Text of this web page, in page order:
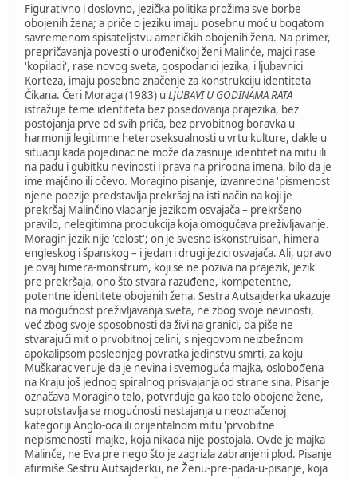
Figurativno i doslovno, jezička politika prožima sve borbe
obojenih žena; a priče o jeziku imaju posebnu moć u bogatom
savremenom spisateljstvu američkih obojenih žena. Na primer,
prepričavanja povesti o urođeničkoj ženi Malinće, majci rase
'kopiladi', rase novog sveta, gospodarici jezika, i ljubavnici
Korteza, imaju posebno značenje za konstrukciju identiteta
Čikana. Čeri Moraga (1983) u LJUBAVI U GODINAMA RATA
istražuje teme identiteta bez posedovanja prajezika, bez
postojanja prve od svih priča, bez prvobitnog boravka u
harmoniji legitimne heteroseksualnosti u vrtu kulture, dakle u
situaciji kada pojedinac ne može da zasnuje identitet na mitu ili
na padu i gubitku nevinosti i prava na prirodna imena, bilo da je
ime majčino ili očevo. Moragino pisanje, izvanredna 'pismenost'
njene poezije predstavlja prekršaj na isti način na koji je
prekršaj Malinčino vladanje jezikom osvajača – prekršeno
pravilo, nelegitimna produkcija koja omogućava preživljavanje.
Moragin jezik nije 'celost'; on je svesno iskonstruisan, himera
engleskog i španskog – i jedan i drugi jezici osvajača. Ali, upravo
je ovaj himera-monstrum, koji se ne poziva na prajezik, jezik
pre prekršaja, ono što stvara razuđene, kompetentne,
potentne identitete obojenih žena. Sestra Autsajderka ukazuje
na mogućnost preživljavanja sveta, ne zbog svoje nevinosti,
već zbog svoje sposobnosti da živi na granici, da piše ne
stvarajući mit o prvobitnoj celini, s njegovom neizbežnom
apokalipsom poslednjeg povratka jedinstvu smrti, za koju
Muškarac veruje da je nevina i svemoguća majka, oslobođena
na Kraju još jednog spiralnog prisvajanja od strane sina. Pisanje
označava Moragino telo, potvrđuje ga kao telo obojene žene,
suprotstavlja se mogućnosti nestajanja u neoznačenoj
kategoriji Anglo-oca ili orijentalnom mitu 'prvobitne
nepismenosti' majke, koja nikada nije postojala. Ovde je majka
Malinče, ne Eva pre nego što je zagrizla zabranjeni plod. Pisanje
afirmiše Sestru Autsajderku, ne Ženu-pre-pada-u-pisanje, koja